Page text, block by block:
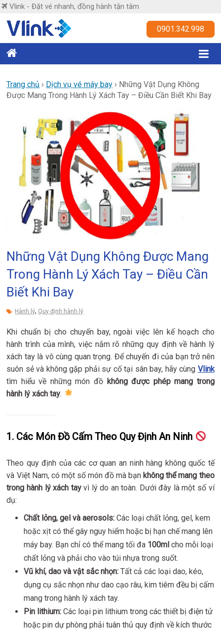
Skip
content
Vlink - Đặt vé nhanh, đồng hành tận tâm
Vlink
nhanh,
đồng
0901.342.998
Trang chủ › Dịch vụ vé máy bay › Những Vật Dụng Không
Được Mang Trong Hành Lý Xách Tay – Điều Cần Biết Khi Bay
Những Vật Dụng Không Được Mang
Trong Hành Lý Xách Tay – Điều Cần
Biết Khi Bay
Hành lý, Quy định hành lý
Khi chuẩn bị cho chuyến bay, ngoài việc lên kế hoạch cho
hành trình của mình, việc nắm rõ những quy định về hành lý
xách tay là vô cùng quan trọng. Để chuyến đi của bạn trở nên
suôn sẻ và không gặp phải sự cố tại sân bay, hãy cùng Vlink
tìm hiểu về những món đồ không được phép mang trong
hành lý xách tay.
1. Các Món Đồ Cấm Theo Quy Định An Ninh
Theo quy định của các cơ quan an ninh hàng không quốc tế
và Việt Nam, có một số món đồ mà bạn không thể mang theo
trong hành lý xách tayvì lý do an toàn. Dưới đây là một số ví
dụ:
Chất lỏng, gel và aerosols: Các loại chất lỏng, gel, kem
hoặc xịt có thể gây nguy hiểm hoặc bị hạn chế mang lên
máy bay. Bạn chỉ có thể mang tối đa 100ml cho mỗi loại
chất lỏng và phải cho vào túi nhựa trong suốt.
Vũ khí, dao và vật sắc nhọn: Tất cả các loại dao, kéo,
dụng cụ sắc nhọn như dao cạo râu, kim tiêm đều bị cấm
mang trong hành lý xách tay.
Pin lithium: Các loại pin lithium trong các thiết bị điện tử
hoặc pin dự phòng phải tuân thủ quy định về kích thước